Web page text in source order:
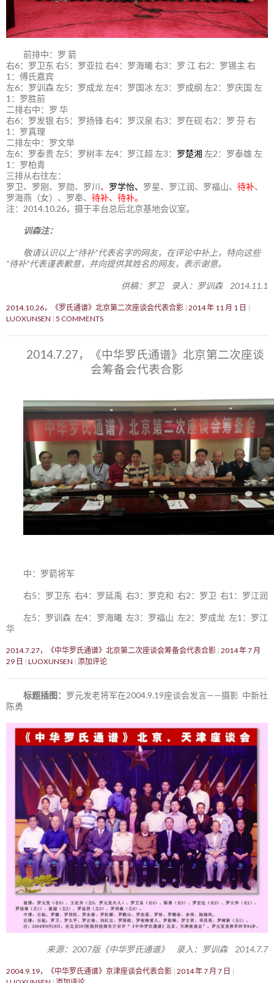
前排中：罗 箭
右6：罗卫东 右5：罗亚拉 右4：罗海曦 右3：罗 江 右2：罗锡主 右
1：傅氏嘉宾
左6：罗训森 左5：罗成龙 左4：罗国冰 左3：罗成纲 左2：罗庆国 左
1：罗胜前
二排右中：罗 华
右6：罗发银 右5：罗扬锋 右4：罗汉泉 右3：罗在砚 右2：罗 芬 右
1：罗真理
二排左中：罗文举
左6：罗泰贵 左5：罗树丰 左4：罗江超 左3： 罗楚湘 左2：罗泰雄 左
1：罗柏青
三排从右往左：
罗卫、罗刚、罗勋、罗川 、 罗学怡、 罗星、罗江润、罗福山、 待补、
罗海燕（女）、罗奉、 待补、待补。
注：2014.10.26，摄于丰台总后北京基地会议室。
训森注：
敬请认识以上“待补”代表名字的网友，在评论中补上，特向这些
“待补”代表谨表歉意，并向提供其姓名的网友，表示谢意。
供稿：罗卫 录入：罗训森 2014.11.1
2014.10.26，《罗氏通谱》北京第二次座谈会代表合影 2014 年 11 月 1 日
LUOXUNSEN 5 COMMENTS
2014.7.27，《中华罗氏通谱》北京第二次座谈
会筹备会代表合影
中：罗箭将军
右5：罗卫东 右4：罗延禹 右3：罗克和 右2：罗卫 右1：罗江润
左5：罗训森 左4：罗海曦 左3：罗福山 左2：罗成龙 左1：罗江
华
2014.7.27，《中华罗氏通谱》北京第二次座谈会筹备会代表合影 2014 年 7 月
29 日
LUOXUNSEN 添加评论
标题插图： 罗元发老将军在2004.9.19座谈会发言——摄影 中新社
陈勇
来源：2007版《中华罗氏通谱》 录入：罗训森 2014.7.7
2004.9.19，《中华罗氏通谱》京津座谈会代表合影 2014 年 7 月 7 日